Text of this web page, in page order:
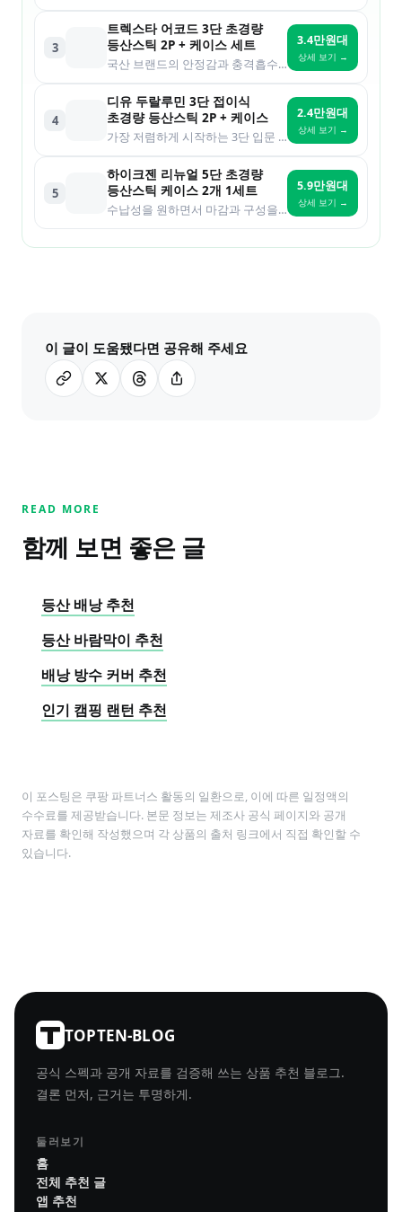
3
트렉스타 어코드 3단 초경량
등산스틱 2P + 케이스 세트
국산 브랜드의 안정감과 충격흡수를 원하는 종주 산행
3.4만원대
상세 보기 →
4
디유 두랄루민 3단 접이식
초경량 등산스틱 2P + 케이스
가장 저렴하게 시작하는 3단 입문 세트
2.4만원대
상세 보기 →
5
하이크젠 리뉴얼 5단 초경량
등산스틱 케이스 2개 1세트
수납성을 원하면서 마감과 구성을 조금 더 챙기려는 사용자
5.9만원대
상세 보기 →
이 글이 도움됐다면 공유해 주세요
READ MORE
함께 보면 좋은 글
등산 배낭 추천
등산 바람막이 추천
배낭 방수 커버 추천
인기 캠핑 랜턴 추천
이 포스팅은 쿠팡 파트너스 활동의 일환으로, 이에 따른 일정액의
수수료를 제공받습니다. 본문 정보는 제조사 공식 페이지와 공개
자료를 확인해 작성했으며 각 상품의 출처 링크에서 직접 확인할 수
있습니다.
TOPTEN-BLOG
공식 스펙과 공개 자료를 검증해 쓰는 상품 추천 블로그.
결론 먼저, 근거는 투명하게.
둘러보기
홈
전체 추천 글
앱 추천